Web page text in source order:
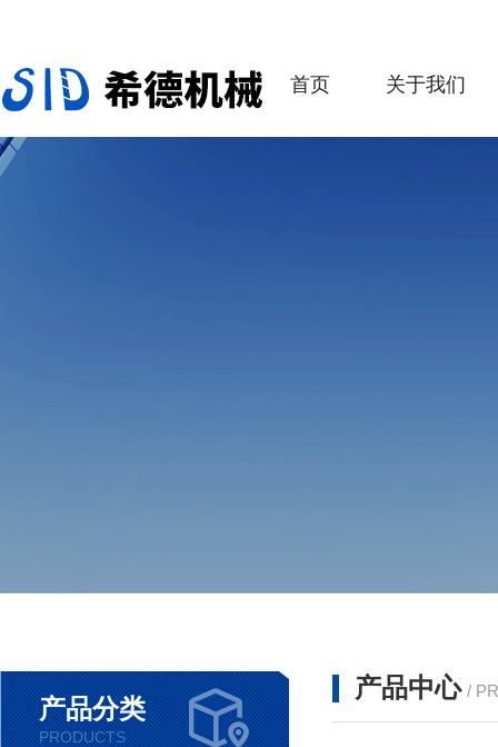
首页 关于我们
产品分类
PRODUCTS
产品中心 /